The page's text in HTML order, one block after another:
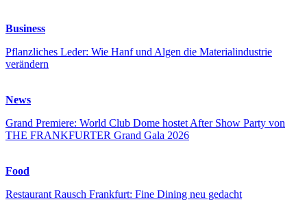
Business
Pflanzliches Leder: Wie Hanf und Algen die Materialindustrie
verändern
News
Grand Premiere: World Club Dome hostet After Show Party von
THE FRANKFURTER Grand Gala 2026
Food
Restaurant Rausch Frankfurt: Fine Dining neu gedacht